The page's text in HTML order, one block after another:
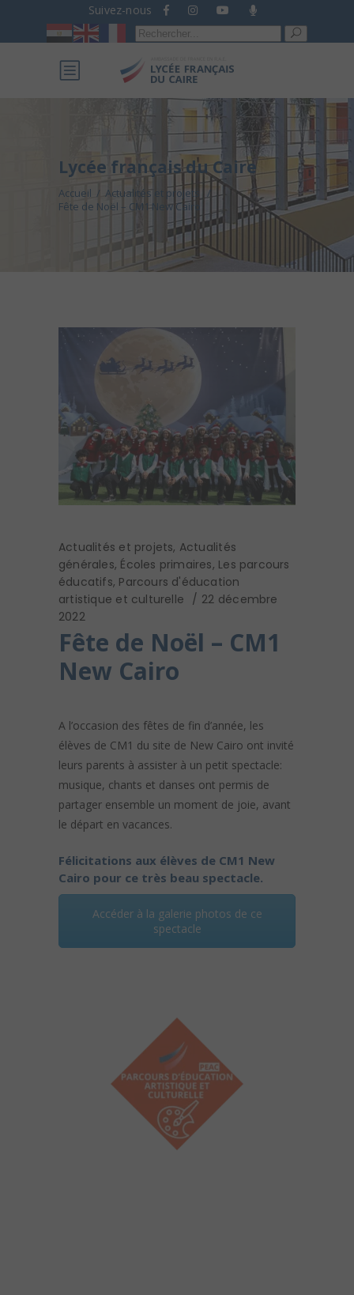
Suivez-nous
Recherche
pour :
Lycée français du Caire
Accueil / Actualités et projets
/
Fête de Noël – CM1 New Cairo
Actualités et projets, Actualités
générales, Écoles primaires, Les parcours
éducatifs, Parcours d'éducation
artistique et culturelle
22 décembre
2022
Fête de Noël – CM1
New Cairo
A l’occasion des fêtes de fin d’année, les
élèves de CM1 du site de New Cairo ont invité
leurs parents à assister à un petit spectacle:
musique, chants et danses ont permis de
partager ensemble un moment de joie, avant
le départ en vacances.
Félicitations aux élèves de CM1 New
Cairo pour ce très beau spectacle.
Accéder à la galerie photos de ce
spectacle